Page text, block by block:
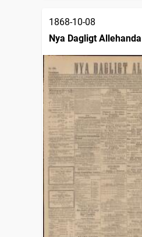
1868-10-08
Nya Dagligt Allehanda